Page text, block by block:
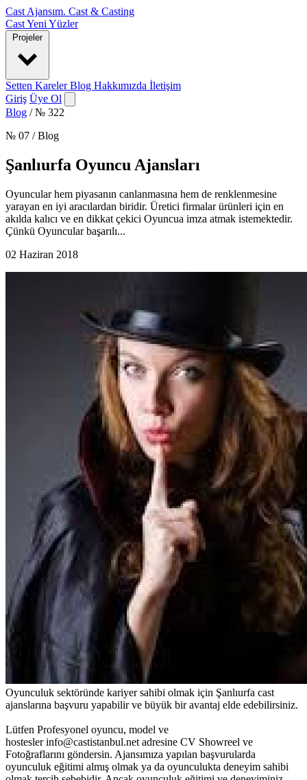
Cast Ajansım. Cast & Casting
CastYeni Yüzler
Projeler
Setten KarelerBlog Hakkımızda İletişim
Giriş Üye Ol
Blog / № 322
№ 07 / Blog
Şanlıurfa Oyuncu Ajansları
Oyuncular hem piyasanın canlanmasına hem de renklenmesine
yarayan en iyi aracılardan biridir. Üretici firmalar ürünleri için en
akılda kalıcı ve en dikkat çekici Oyuncua imza atmak istemektedir.
Çünkü Oyuncular başarılı...
02 Haziran 2018
Oyunculuk sektöründe kariyer sahibi olmak için Şanlıurfa cast
ajanslarına başvuru yapabilir ve büyük bir avantaj elde edebilirsiniz.
Lütfen Profesyonel oyuncu, model ve
hosteslerinfo@castistanbul.net adresine CV Showreel ve
Fotoğraflarını göndersin. Ajansımıza yapılan başvurularda
oyunculuk eğitimi almış olmak ya da oyunculukta deneyim sahibi